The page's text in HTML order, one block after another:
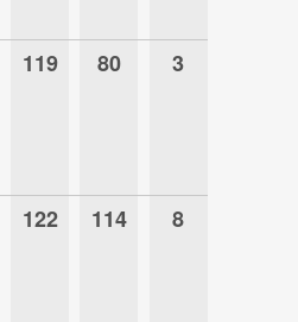
119 80 3
122 114 8